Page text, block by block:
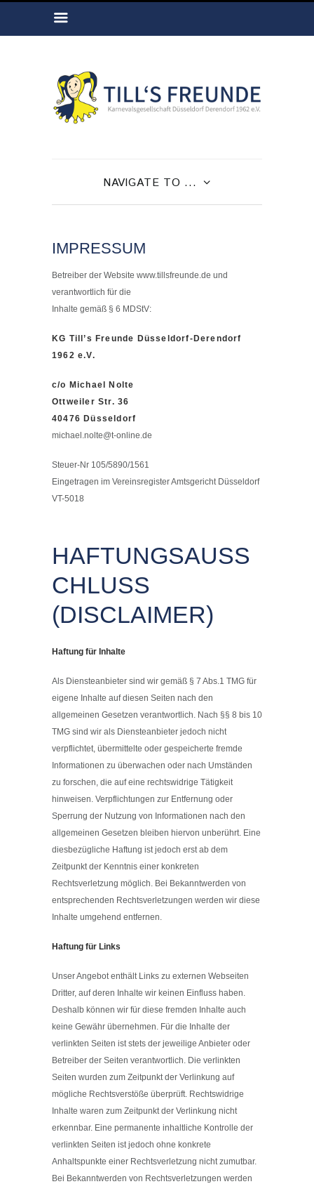
NAVIGATE TO ...
IMPRESSUM
Betreiber der Website www.tillsfreunde.de und
verantwortlich für die
Inhalte gemäß § 6 MDStV:
KG Till’s Freunde Düsseldorf-Derendorf
1962 e.V.
c/o Michael Nolte
Ottweiler Str. 36
40476 Düsseldorf
michael.nolte@t-online.de
Steuer-Nr 105/5890/1561
Eingetragen im Vereinsregister Amtsgericht Düsseldorf
VT-5018
HAFTUNGSAUSS
CHLUSS
(DISCLAIMER)
Haftung für Inhalte
Als Diensteanbieter sind wir gemäß § 7 Abs.1 TMG für
eigene Inhalte auf diesen Seiten nach den
allgemeinen Gesetzen verantwortlich. Nach §§ 8 bis 10
TMG sind wir als Diensteanbieter jedoch nicht
verpflichtet, übermittelte oder gespeicherte fremde
Informationen zu überwachen oder nach Umständen
zu forschen, die auf eine rechtswidrige Tätigkeit
hinweisen. Verpflichtungen zur Entfernung oder
Sperrung der Nutzung von Informationen nach den
allgemeinen Gesetzen bleiben hiervon unberührt. Eine
diesbezügliche Haftung ist jedoch erst ab dem
Zeitpunkt der Kenntnis einer konkreten
Rechtsverletzung möglich. Bei Bekanntwerden von
entsprechenden Rechtsverletzungen werden wir diese
Inhalte umgehend entfernen.
Haftung für Links
Unser Angebot enthält Links zu externen Webseiten
Dritter, auf deren Inhalte wir keinen Einfluss haben.
Deshalb können wir für diese fremden Inhalte auch
keine Gewähr übernehmen. Für die Inhalte der
verlinkten Seiten ist stets der jeweilige Anbieter oder
Betreiber der Seiten verantwortlich. Die verlinkten
Seiten wurden zum Zeitpunkt der Verlinkung auf
mögliche Rechtsverstöße überprüft. Rechtswidrige
Inhalte waren zum Zeitpunkt der Verlinkung nicht
erkennbar. Eine permanente inhaltliche Kontrolle der
verlinkten Seiten ist jedoch ohne konkrete
Anhaltspunkte einer Rechtsverletzung nicht zumutbar.
Bei Bekanntwerden von Rechtsverletzungen werden